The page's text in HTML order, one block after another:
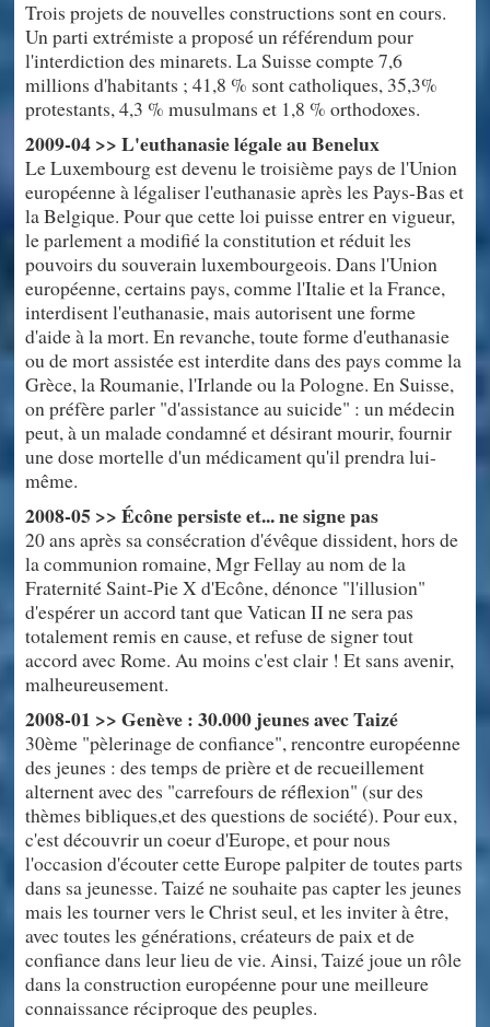
Trois projets de nouvelles constructions sont en cours.
Un parti extrémiste a proposé un référendum pour
l'interdiction des minarets. La Suisse compte 7,6
millions d'habitants ; 41,8 % sont catholiques, 35,3%
protestants, 4,3 % musulmans et 1,8 % orthodoxes.
2009-04 >> L'euthanasie légale au Benelux
Le Luxembourg est devenu le troisième pays de l'Union
européenne à légaliser l'euthanasie après les Pays-Bas et
la Belgique. Pour que cette loi puisse entrer en vigueur,
le parlement a modifié la constitution et réduit les
pouvoirs du souverain luxembourgeois. Dans l'Union
européenne, certains pays, comme l'Italie et la France,
interdisent l'euthanasie, mais autorisent une forme
d'aide à la mort. En revanche, toute forme d'euthanasie
ou de mort assistée est interdite dans des pays comme la
Grèce, la Roumanie, l'Irlande ou la Pologne. En Suisse,
on préfère parler "d'assistance au suicide" : un médecin
peut, à un malade condamné et désirant mourir, fournir
une dose mortelle d'un médicament qu'il prendra lui-
même.
2008-05 >> Écône persiste et... ne signe pas
20 ans après sa consécration d'évêque dissident, hors de
la communion romaine, Mgr Fellay au nom de la
Fraternité Saint-Pie X d'Ecône, dénonce "l'illusion"
d'espérer un accord tant que Vatican II ne sera pas
totalement remis en cause, et refuse de signer tout
accord avec Rome. Au moins c'est clair ! Et sans avenir,
malheureusement.
2008-01 >> Genève : 30.000 jeunes avec Taizé
30ème "pèlerinage de confiance", rencontre européenne
des jeunes : des temps de prière et de recueillement
alternent avec des "carrefours de réflexion" (sur des
thèmes bibliques,et des questions de société). Pour eux,
c'est découvrir un coeur d'Europe, et pour nous
l'occasion d'écouter cette Europe palpiter de toutes parts
dans sa jeunesse. Taizé ne souhaite pas capter les jeunes
mais les tourner vers le Christ seul, et les inviter à être,
avec toutes les générations, créateurs de paix et de
confiance dans leur lieu de vie. Ainsi, Taizé joue un rôle
dans la construction européenne pour une meilleure
connaissance réciproque des peuples.